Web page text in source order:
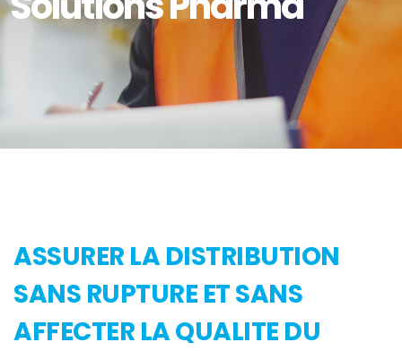
ASSURER LA DISTRIBUTION
SANS RUPTURE ET SANS
AFFECTER LA QUALITE DU